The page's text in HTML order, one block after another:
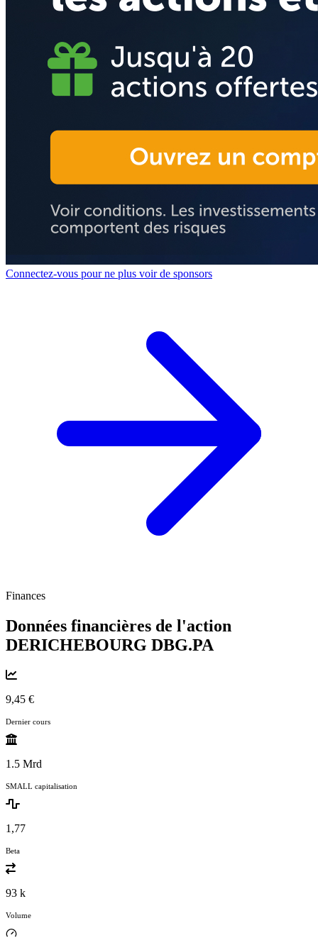
Connectez-vous pour ne plus voir de sponsors
Finances
Données financières de l'action
DERICHEBOURG DBG.PA
9,45 €
Dernier cours
1.5 Mrd
SMALL capitalisation
1,77
Beta
93 k
Volume